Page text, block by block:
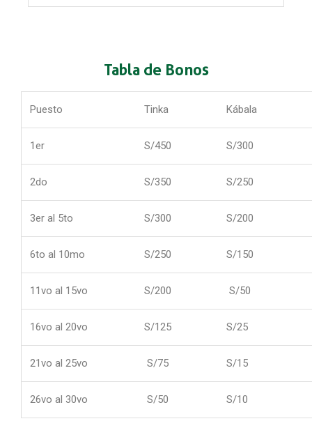
Tabla de Bonos
Puesto Tinka Kábala
1er S/450 S/300
2do S/350 S/250
3er al 5to S/300 S/200
6to al 10mo S/250 S/150
11vo al 15vo S/200 S/50
16vo al 20vo S/125 S/25
21vo al 25vo S/75 S/15
26vo al 30vo S/50 S/10